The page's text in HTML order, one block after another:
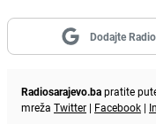
Dodajte
Radiosarajevo.bapratite
mreža Twitter | Facebook |